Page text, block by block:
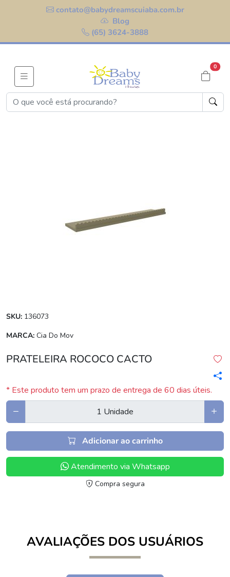
contato@babydreamscuiaba.com.br
Blog
(65) 3624-3888
0
SKU: 136073
MARCA: Cia Do Mov
PRATELEIRA ROCOCO CACTO
* Este produto tem um prazo de entrega de 60 dias úteis.
Adicionar ao carrinho
Atendimento via Whatsapp
Compra segura
AVALIAÇÕES DOS USUÁRIOS